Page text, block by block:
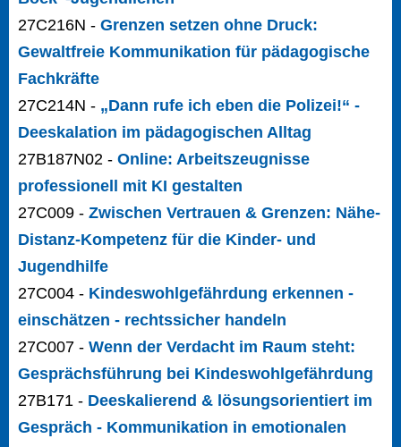
27C216N - Grenzen setzen ohne Druck:
Gewaltfreie Kommunikation für pädagogische
Fachkräfte
27C214N - „Dann rufe ich eben die Polizei!“ -
Deeskalation im pädagogischen Alltag
27B187N02 - Online: Arbeitszeugnisse
professionell mit KI gestalten
27C009 - Zwischen Vertrauen & Grenzen: Nähe-
Distanz-Kompetenz für die Kinder- und
Jugendhilfe
27C004 - Kindeswohlgefährdung erkennen -
einschätzen - rechtssicher handeln
27C007 - Wenn der Verdacht im Raum steht:
Gesprächsführung bei Kindeswohlgefährdung
27B171 - Deeskalierend & lösungsorientiert im
Gespräch - Kommunikation in emotionalen